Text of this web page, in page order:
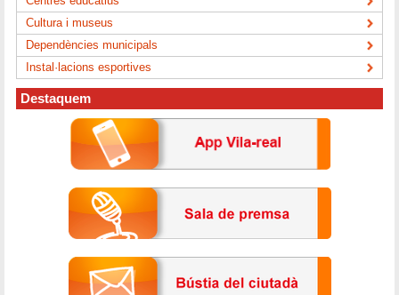
Cultura i museus
Dependències municipals
Instal·lacions esportives
Destaquem